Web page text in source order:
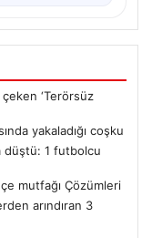
‘Terörsüz
yakaladığı coşku
düştü: 1 futbolcu
mutfağı Çözümleri
arındıran 3